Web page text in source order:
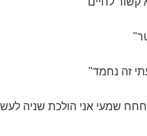
זה נחמד"
שמעי אני הולכת שניה